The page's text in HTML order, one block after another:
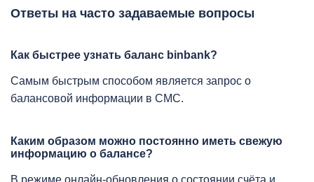
Ответы на часто задаваемые вопросы
Как быстрее узнать баланс binbank?
Самым быстрым способом является запрос о
балансовой информации в СМС.
Каким образом можно постоянно иметь свежую
информацию о балансе?
В режиме онлайн-обновления о состоянии счёта и